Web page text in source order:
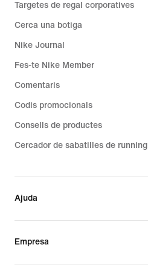
Targetes de regal corporatives
Cerca una botiga
Nike Journal
Fes-te Nike Member
Comentaris
Codis promocionals
Consells de productes
Cercador de sabatilles de running
Ajuda
Empresa